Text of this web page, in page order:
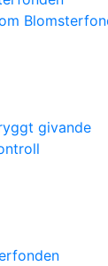
givande